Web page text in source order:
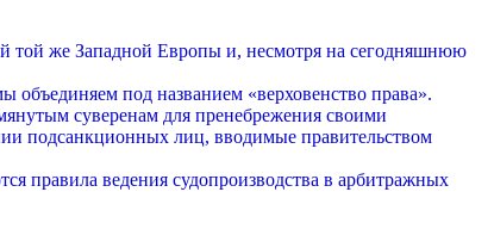
той же Западной Европы и, несмотря на сегодняшнюю
под названием «верховенство права».
суверенам для пренебрежения своими
подсанкционных лиц, вводимые правительством
правила ведения судопроизводства в арбитражных